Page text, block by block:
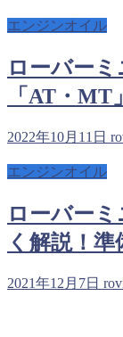
エンジンオイル
ローバー
「AT・
2022年10月11日
エンジンオイル
ローバー
く解説！
2021年12月7日